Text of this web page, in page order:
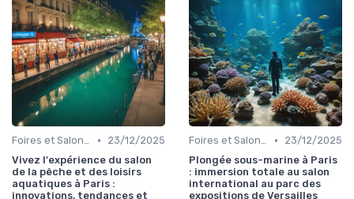
Foires et Salons Grand Public •
23/12/2025
Vivez l'expérience du salon
de la pêche et des loisirs
aquatiques à Paris :
innovations, tendances et
Foires et Salons Grand Public •
23/12/2025
Plongée sous-marine à Paris
: immersion totale au salon
international au parc des
expositions de Versailles